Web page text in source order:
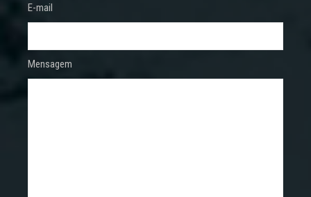
E-mail
Mensagem